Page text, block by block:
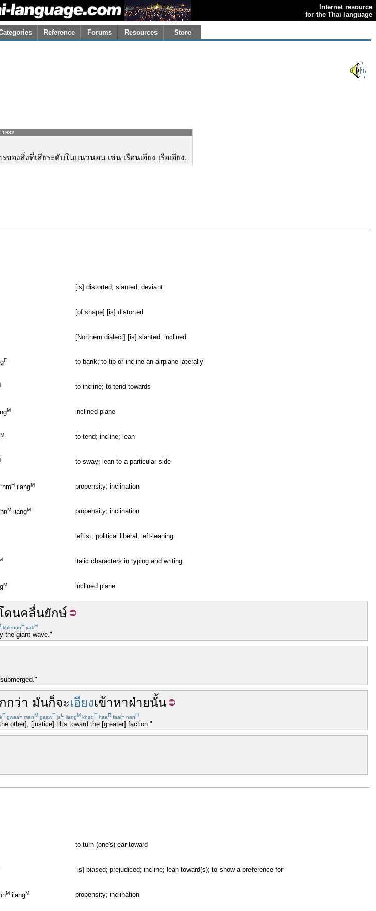
Internet resource
for the Thai language
Reference Forums Resources Store
1982
รของสิ่งที่เสียระดับในแนวนอน เช่น เรือนเอียง เรือเอียง.
[is] distorted; slanted; deviant
[of shape] [is] distorted
[Northern dialect] [is] slanted; inclined
F to bank; to tip or incline an airplane laterally
to incline; to tend towards
M inclined plane
M to tend; incline; lean
to sway; lean to a particular side
H iiangM propensity; inclination
M iiangM propensity; inclination
leftist; political liberal; left-leaning
italic characters in typing and writing
M inclined plane
ดนคลื่นยักษ์
khleuunF yakH
the giant wave."
กว่า มันก็จะเอียงเข้าหาฝ่ายนั้น
F gwaaL manM gaawF jaL iiangM khaoF haaR faaiL nanH
other], [justice] tilts toward the [greater] faction."
to turn (one's) ear toward
[is] biased; prejudiced; incline; lean toward(s); to show a preference for
M iiangM propensity; inclination